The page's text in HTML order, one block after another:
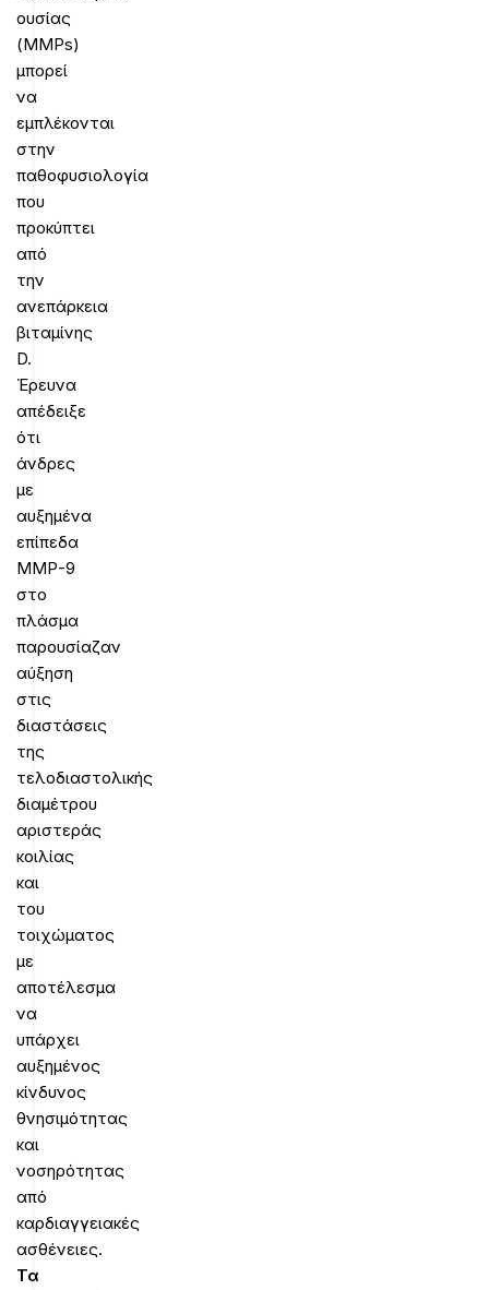
ουσίας
(MMPs)
μπορεί
να
εμπλέκονται
στην
παθοφυσιολογία
που
προκύπτει
από
την
ανεπάρκεια
βιταμίνης
D.
Έρευνα
απέδειξε
ότι
άνδρες
με
αυξημένα
επίπεδα
ΜΜΡ-9
στο
πλάσμα
παρουσίαζαν
αύξηση
στις
διαστάσεις
της
τελοδιαστολικής
διαμέτρου
αριστεράς
κοιλίας
και
του
τοιχώματος
με
αποτέλεσμα
να
υπάρχει
αυξημένος
κίνδυνος
θνησιμότητας
και
νοσηρότητας
από
καρδιαγγειακές
ασθένειες.
Τα